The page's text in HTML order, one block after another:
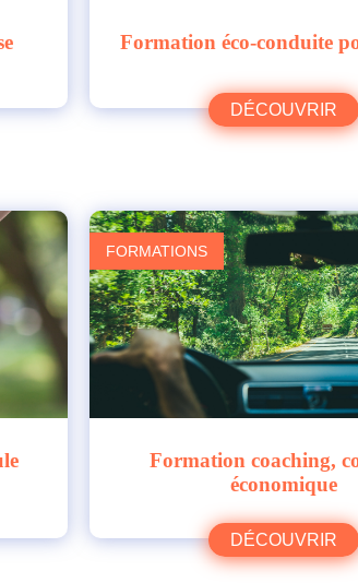
Formation éco-conduite
DÉCOUVRIR
FORMATIONS
Formation coaching,
économique
DÉCOUVRIR